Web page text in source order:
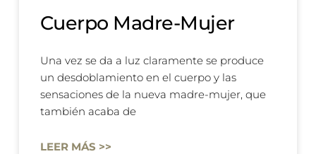
Cuerpo Madre-Mujer
Una vez se da a luz claramente se produce
un desdoblamiento en el cuerpo y las
sensaciones de la nueva madre-mujer, que
también acaba de
LEER MÁS >>